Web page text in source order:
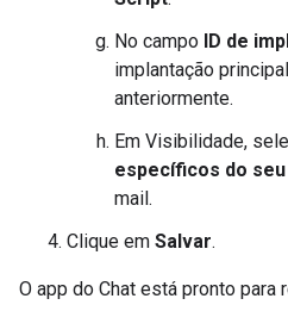
No campo ID de
implantação
anteriormente.
Em Visibilidade,
específicos do
mail.
Clique em Salvar.
O app do Chat está pronto para